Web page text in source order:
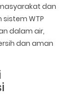
dan
WTP
dalam air,
dan aman